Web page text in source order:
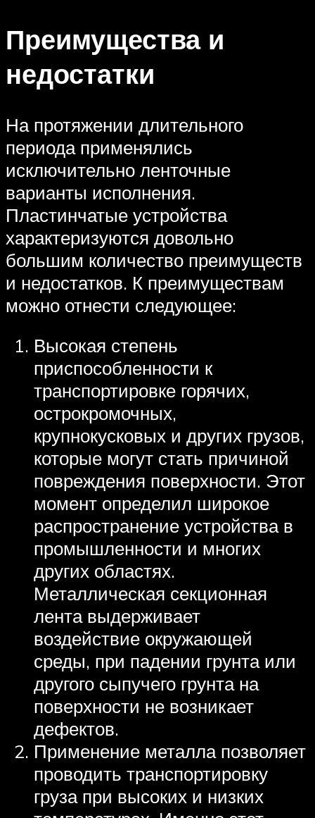
Преимущества и
недостатки
На протяжении длительного
периода применялись
исключительно ленточные
варианты исполнения.
Пластинчатые устройства
характеризуются довольно
большим количество преимуществ
и недостатков. К преимуществам
можно отнести следующее:
Высокая степень
приспособленности к
транспортировке горячих,
острокромочных,
крупнокусковых и других грузов,
которые могут стать причиной
повреждения поверхности. Этот
момент определил широкое
распространение устройства в
промышленности и многих
других областях.
Металлическая секционная
лента выдерживает
воздействие окружающей
среды, при падении грунта или
другого сыпучего грунта на
поверхности не возникает
дефектов.
Применение металла позволяет
проводить транспортировку
груза при высоких и низких